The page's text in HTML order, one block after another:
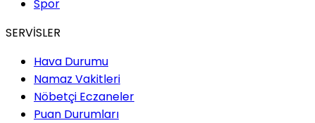
Spor
SERVİSLER
Hava Durumu
Namaz Vakitleri
Nöbetçi Eczaneler
Puan Durumları